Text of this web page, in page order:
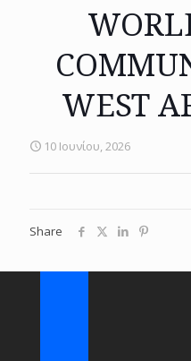
WEST
10 Ιουνίου, 2026
Share